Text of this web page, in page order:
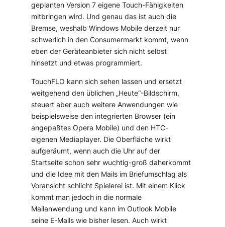
geplanten Version 7 eigene Touch-Fähigkeiten
mitbringen wird. Und genau das ist auch die
Bremse, weshalb Windows Mobile derzeit nur
schwerlich in den Consumermarkt kommt, wenn
eben der Geräteanbieter sich nicht selbst
hinsetzt und etwas programmiert.
TouchFLO kann sich sehen lassen und ersetzt
weitgehend den üblichen „Heute“-Bildschirm,
steuert aber auch weitere Anwendungen wie
beispielsweise den integrierten Browser (ein
angepaßtes Opera Mobile) und den HTC-
eigenen Mediaplayer. Die Oberfläche wirkt
aufgeräumt, wenn auch die Uhr auf der
Startseite schon sehr wuchtig-groß daherkommt
und die Idee mit den Mails im Briefumschlag als
Voransicht schlicht Spielerei ist. Mit einem Klick
kommt man jedoch in die normale
Mailanwendung und kann im Outlook Mobile
seine E-Mails wie bisher lesen. Auch wirkt